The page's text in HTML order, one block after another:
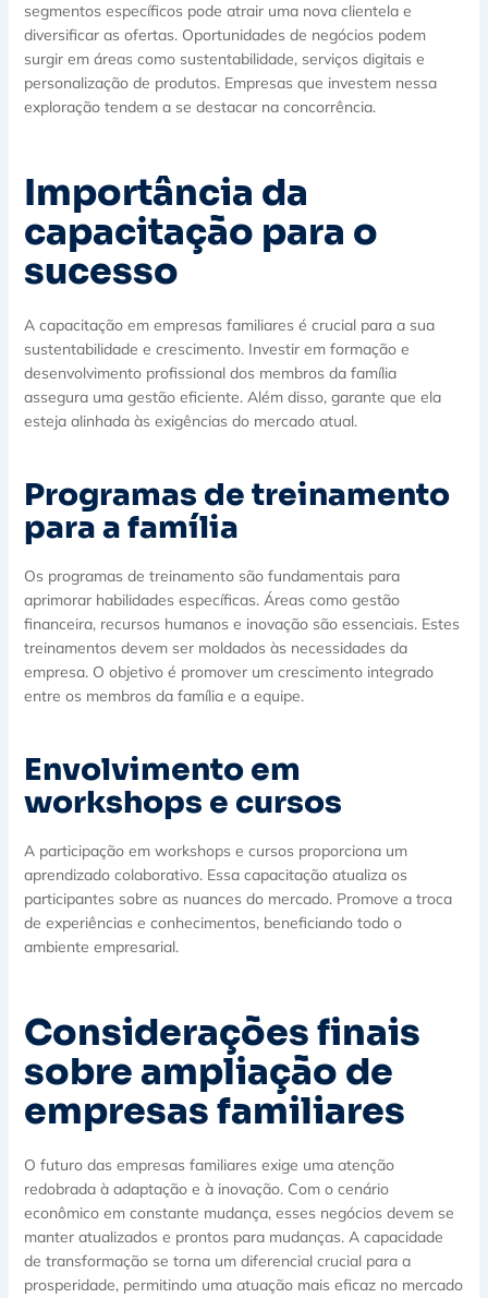
segmentos específicos pode atrair uma nova clientela e
diversificar as ofertas. Oportunidades de negócios podem
surgir em áreas como sustentabilidade, serviços digitais e
personalização de produtos. Empresas que investem nessa
exploração tendem a se destacar na concorrência.
Importância da
capacitação para o
sucesso
A capacitação em empresas familiares é crucial para a sua
sustentabilidade e crescimento. Investir em formação e
desenvolvimento profissional dos membros da família
assegura uma gestão eficiente. Além disso, garante que ela
esteja alinhada às exigências do mercado atual.
Programas de treinamento
para a família
Os programas de treinamento são fundamentais para
aprimorar habilidades específicas. Áreas como gestão
financeira, recursos humanos e inovação são essenciais. Estes
treinamentos devem ser moldados às necessidades da
empresa. O objetivo é promover um crescimento integrado
entre os membros da família e a equipe.
Envolvimento em
workshops e cursos
A participação em workshops e cursos proporciona um
aprendizado colaborativo. Essa capacitação atualiza os
participantes sobre as nuances do mercado. Promove a troca
de experiências e conhecimentos, beneficiando todo o
ambiente empresarial.
Considerações finais
sobre ampliação de
empresas familiares
O futuro das empresas familiares exige uma atenção
redobrada à adaptação e à inovação. Com o cenário
econômico em constante mudança, esses negócios devem se
manter atualizados e prontos para mudanças. A capacidade
de transformação se torna um diferencial crucial para a
prosperidade, permitindo uma atuação mais eficaz no mercado